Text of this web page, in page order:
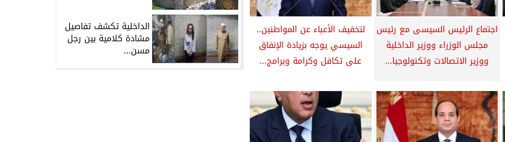
اجتماع الرئيس السيسى مع رئيس
مجلس الوزراء ووزير الداخلية
ووزير الاتصالات وتكنولوجيا...
لتخفيف الأعباء عن المواطنين..
السيسي يوجه بزيادة الإنفاق
على تكافل وكرامة وبرامج...
الداخلية تكشف تفاصيل
مشادة كلامية بين رجل
مسن...